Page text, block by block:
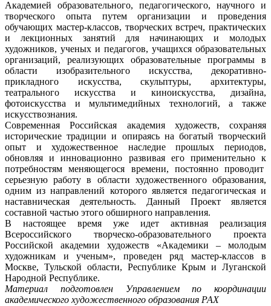
Академией образовательного, педагогического, научного и
творческого опыта путем организации и проведения
обучающих мастер-классов, творческих встреч, практических
и лекционных занятий для начинающих и молодых
художников, ученых и педагогов, учащихся образовательных
организаций, реализующих образовательные программы в
области изобразительного искусства, декоративно-
прикладного искусства, скульптуры, архитектуры,
театрального искусства и киноискусства, дизайна,
фотоискусства и мультимедийных технологий, а также
искусствознания.
Современная Российская академия художеств, сохраняя
исторические традиции и опираясь на богатый творческий
опыт и художественное наследие прошлых периодов,
обновляя и инновационно развивая его применительно к
потребностям меняющегося времени, постоянно проводит
серьезную работу в области художественного образования,
одним из направлений которого является педагогическая и
наставническая деятельность. Данный Проект является
составной частью этого обширного направления.
В настоящее время уже идет активная реализация
Всероссийского творческо-образовательного проекта
Российской академии художеств «Академики – молодым
художникам и ученым», проведен ряд мастер-классов в
Москве, Тульской области, Республике Крым и Луганской
Народной Республике.
Материал подготовлен Управлением по координации
академического художественного образования РАХ